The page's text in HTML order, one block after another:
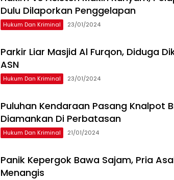
Dulu Dilaporkan Penggelapan
Hukum Dan Kriminal 23/01/2024
Parkir Liar Masjid Al Furqon, Diduga
ASN
Hukum Dan Kriminal 23/01/2024
Puluhan Kendaraan Pasang Knalpot
Diamankan Di Perbatasan
Hukum Dan Kriminal 21/01/2024
Panik Kepergok Bawa Sajam, Pria
Menangis